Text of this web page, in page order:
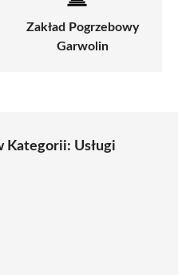
Zakład Pogrzebowy
Garwolin
Kategorii: Usługi